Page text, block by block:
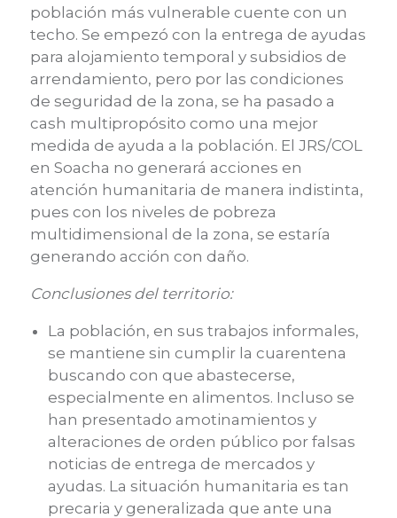
población más vulnerable cuente con un
techo. Se empezó con la entrega de ayudas
para alojamiento temporal y subsidios de
arrendamiento, pero por las condiciones
de seguridad de la zona, se ha pasado a
cash multipropósito como una mejor
medida de ayuda a la población. El JRS/COL
en Soacha no generará acciones en
atención humanitaria de manera indistinta,
pues con los niveles de pobreza
multidimensional de la zona, se estaría
generando acción con daño.
Conclusiones del territorio:
La población, en sus trabajos informales,
se mantiene sin cumplir la cuarentena
buscando con que abastecerse,
especialmente en alimentos. Incluso se
han presentado amotinamientos y
alteraciones de orden público por falsas
noticias de entrega de mercados y
ayudas. La situación humanitaria es tan
precaria y generalizada que ante una